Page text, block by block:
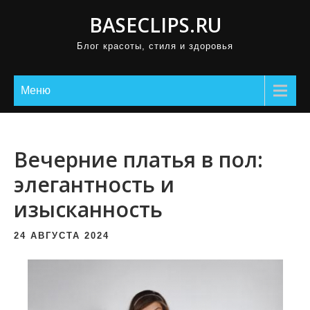
BASECLIPS.RU
Блог красоты, стиля и здоровья
Меню
Вечерние платья в пол:
элегантность и
изысканность
24 АВГУСТА 2024